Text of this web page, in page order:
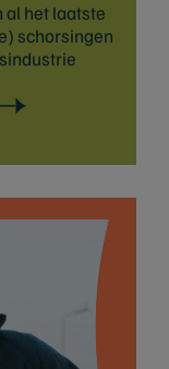
al het laatste
schorsingen